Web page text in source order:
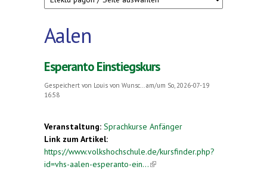
Aalen
Esperanto Einstiegskurs
Gespeichert von Louis von Wunsc...
am/um So, 2026-07-19
16:58
Veranstaltung: Sprachkurse Anfänger
Link zum Artikel:
https://www.volkshochschule.de/kursfinder.php?
id=vhs-aalen-esperanto-ein...(link is external)